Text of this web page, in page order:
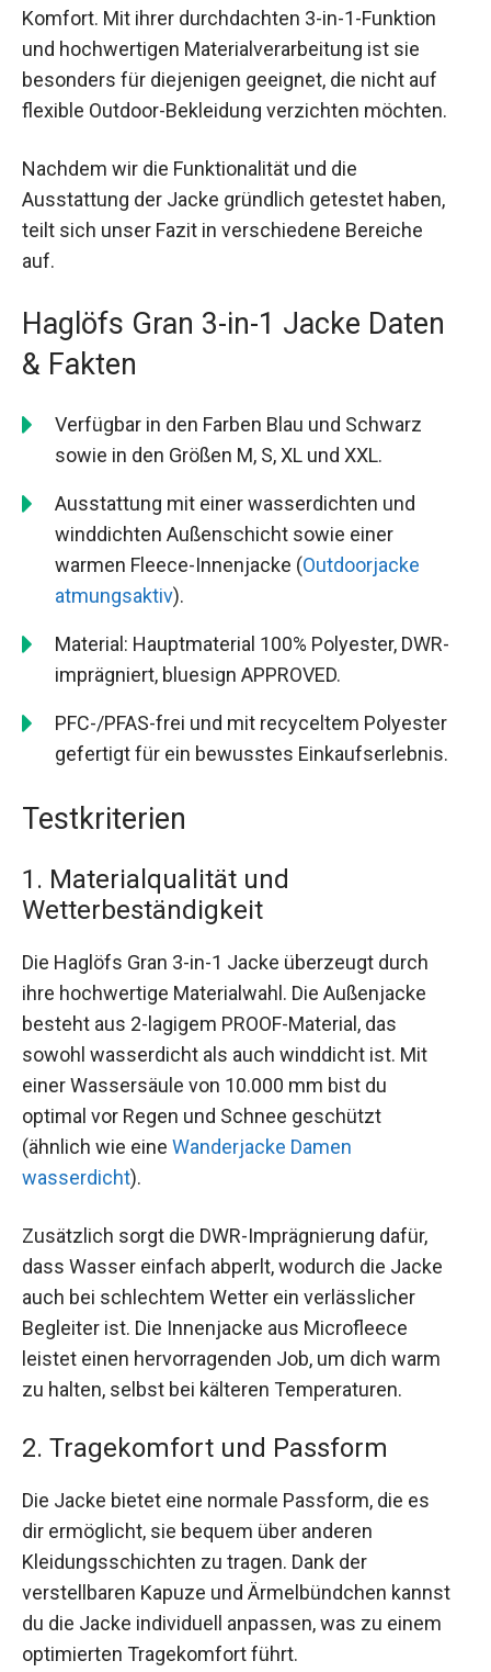
Komfort. Mit ihrer durchdachten 3-in-1-Funktion
und hochwertigen Materialverarbeitung ist sie
besonders für diejenigen geeignet, die nicht auf
flexible Outdoor-Bekleidung verzichten möchten.
Nachdem wir die Funktionalität und die
Ausstattung der Jacke gründlich getestet haben,
teilt sich unser Fazit in verschiedene Bereiche
auf.
Haglöfs Gran 3-in-1 Jacke Daten
& Fakten
Verfügbar in den Farben Blau und Schwarz
sowie in den Größen M, S, XL und XXL.
Ausstattung mit einer wasserdichten und
winddichten Außenschicht sowie einer
warmen Fleece-Innenjacke (Outdoorjacke
atmungsaktiv).
Material: Hauptmaterial 100% Polyester, DWR-
imprägniert, bluesign APPROVED.
PFC-/PFAS-frei und mit recyceltem Polyester
gefertigt für ein bewusstes Einkaufserlebnis.
Testkriterien
1. Materialqualität und
Wetterbeständigkeit
Die Haglöfs Gran 3-in-1 Jacke überzeugt durch
ihre hochwertige Materialwahl. Die Außenjacke
besteht aus 2-lagigem PROOF-Material, das
sowohl wasserdicht als auch winddicht ist. Mit
einer Wassersäule von 10.000 mm bist du
optimal vor Regen und Schnee geschützt
(ähnlich wie eine Wanderjacke Damen
wasserdicht).
Zusätzlich sorgt die DWR-Imprägnierung dafür,
dass Wasser einfach abperlt, wodurch die Jacke
auch bei schlechtem Wetter ein verlässlicher
Begleiter ist. Die Innenjacke aus Microfleece
leistet einen hervorragenden Job, um dich warm
zu halten, selbst bei kälteren Temperaturen.
2. Tragekomfort und Passform
Die Jacke bietet eine normale Passform, die es
dir ermöglicht, sie bequem über anderen
Kleidungsschichten zu tragen. Dank der
verstellbaren Kapuze und Ärmelbündchen kannst
du die Jacke individuell anpassen, was zu einem
optimierten Tragekomfort führt.